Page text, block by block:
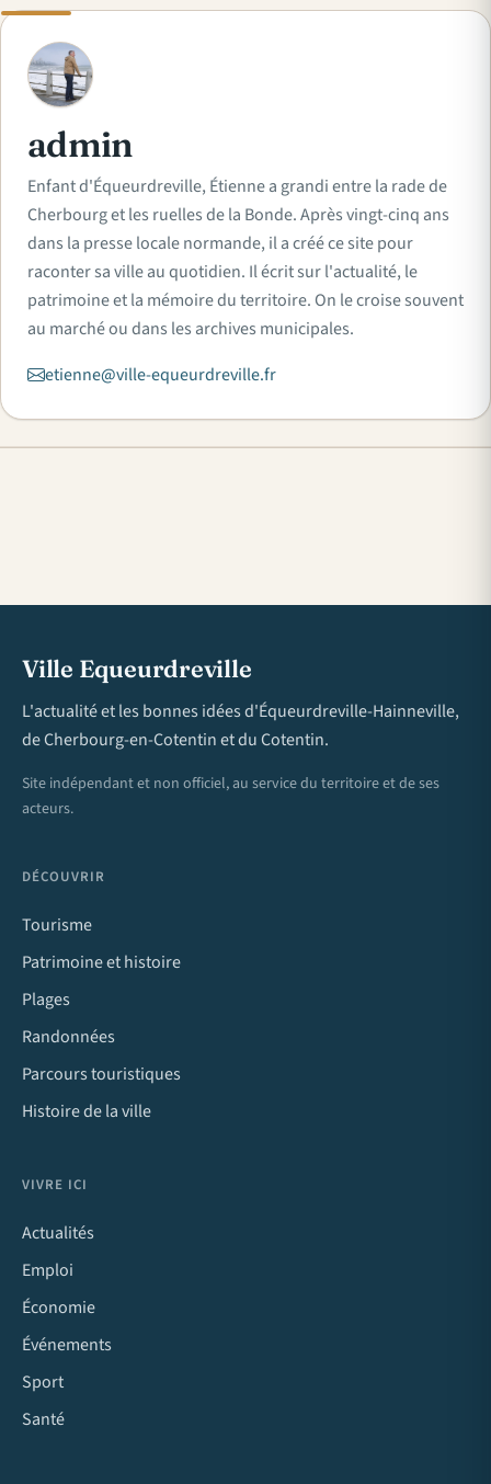
A
admin
Enfant d'Équeurdreville, Étienne a grandi entre la rade de
Cherbourg et les ruelles de la Bonde. Après vingt-cinq ans
dans la presse locale normande, il a créé ce site pour
raconter sa ville au quotidien. Il écrit sur l'actualité, le
patrimoine et la mémoire du territoire. On le croise souvent
au marché ou dans les archives municipales.
etienne@ville-equeurdreville.fr
Ville Equeurdreville
L'actualité et les bonnes idées d'Équeurdreville-Hainneville,
de Cherbourg-en-Cotentin et du Cotentin.
Site indépendant et non officiel, au service du territoire et de ses
acteurs.
DÉCOUVRIR
Tourisme
Patrimoine et histoire
Plages
Randonnées
Parcours touristiques
Histoire de la ville
VIVRE ICI
Actualités
Emploi
Économie
Événements
Sport
Santé